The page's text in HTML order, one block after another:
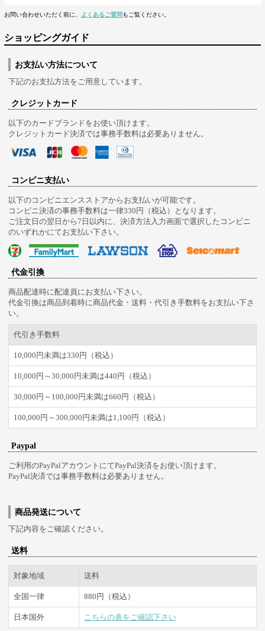
お問い合わせいただく前に、 よくあるご質問 もご覧ください。
ショッピングガイド
お支払い方法について
下記のお支払方法をご用意しています。
クレジットカード
以下のカードブランドをお使い頂けます。
クレジットカード決済では事務手数料は必要ありません。
コンビニ支払い
以下のコンビニエンスストアからお支払いが可能です。
コンビニ決済の事務手数料は一律330円（税込）となります。
ご注文日の翌日から7日以内に、決済方法入力画面で選択したコンビニ
のいずれかにてお支払い下さい。
代金引換
商品配達時に配達員にお支払い下さい。
代金引換は商品到着時に商品代金・送料・代引き手数料をお支払い下さ
い。
代引き手数料
10,000円未満は330円（税込）
10,000円～30,000円未満は440円（税込）
30,000円～100,000円未満は660円（税込）
100,000円～300,000円未満は1,100円（税込）
Paypal
ご利用のPayPalアカウントにてPayPal決済をお使い頂けます。
PayPal決済では事務手数料は必要ありません。
商品発送について
下記内容をご確認ください。
送料
対象地域 送料
全国一律 880円（税込）
日本国外 こちらの表をご確認下さい